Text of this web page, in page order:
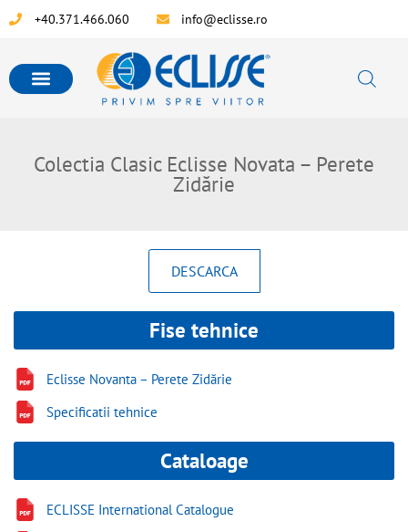
+40.371.466.060 info@eclisse.ro
Colectia Clasic Eclisse Novata – Perete
Zidărie
DESCARCA
Fise tehnice
Eclisse Novanta – Perete Zidărie
Specificatii tehnice
Cataloage
ECLISSE International Catalogue